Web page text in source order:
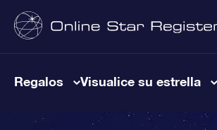
Regalos Visualice su estrella